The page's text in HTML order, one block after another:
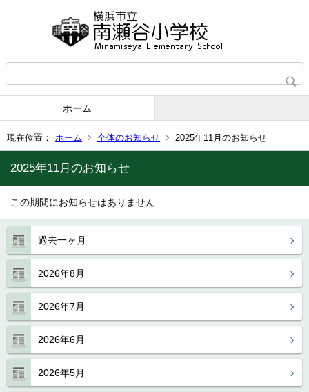
ホーム
現在位置： ホーム 全体のお知らせ 2025年11月のお知らせ
過去一ヶ月
2026年8月
2026年7月
2026年6月
2026年5月
2025年11月のお知らせ
この期間にお知らせはありません